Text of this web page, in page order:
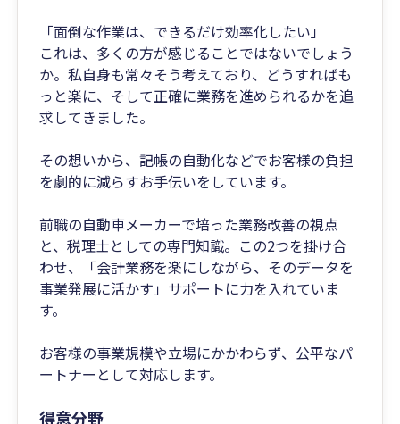
「面倒な作業は、できるだけ効率化したい」
これは、多くの方が感じることではないでしょう
か。私自身も常々そう考えており、どうすればも
っと楽に、そして正確に業務を進められるかを追
求してきました。
その想いから、記帳の自動化などでお客様の負担
を劇的に減らすお手伝いをしています。
前職の自動車メーカーで培った業務改善の視点
と、税理士としての専門知識。この2つを掛け合
わせ、「会計業務を楽にしながら、そのデータを
事業発展に活かす」サポートに力を入れていま
す。
お客様の事業規模や立場にかかわらず、公平なパ
ートナーとして対応します。
得意分野